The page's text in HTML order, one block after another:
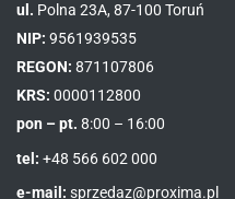
ul. Polna 23A, 87-100 Toruń
NIP: 9561939535
REGON: 871107806
KRS: 0000112800
pon – pt. 8:00 – 16:00
tel: +48 566 602 000
e-mail: sprzedaz@proxima.pl